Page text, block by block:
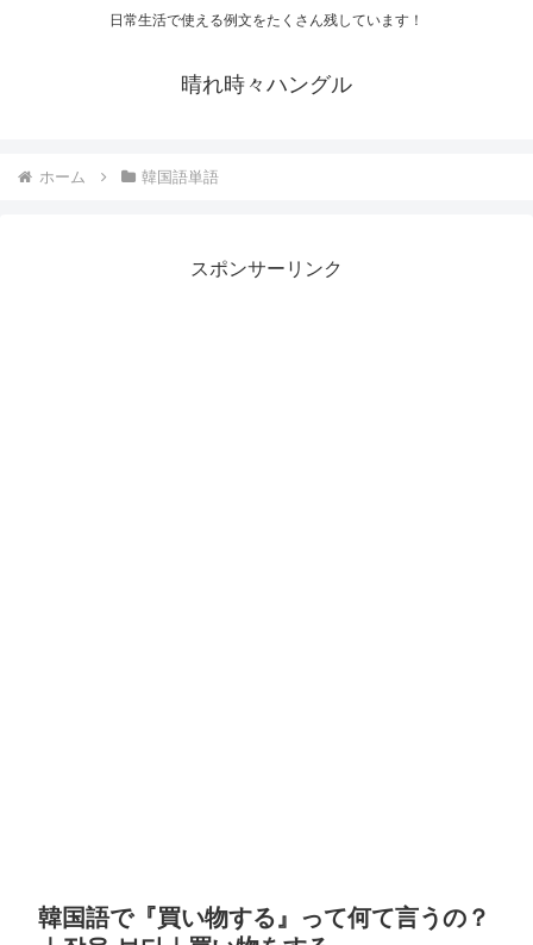
日常生活で使える例文をたくさん残しています！
晴れ時々ハングル
ホーム 韓国語単語
スポンサーリンク
韓国語で『買い物する』って何て言うの？